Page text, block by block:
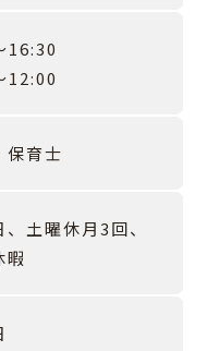
保育士
土曜休月3回、
暇